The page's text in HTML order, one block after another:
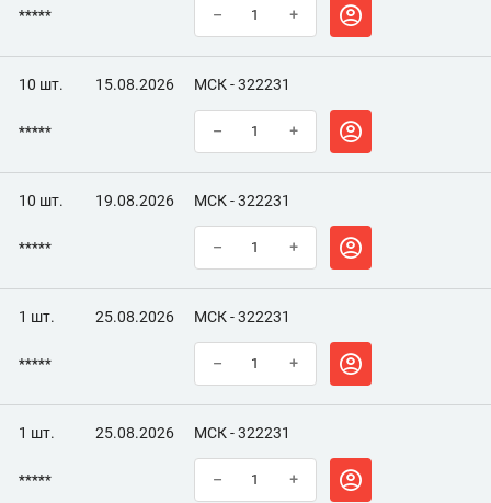
***** – +
10 шт. 15.08.2026 МСК - 322231
***** – +
10 шт. 19.08.2026 МСК - 322231
***** – +
1 шт. 25.08.2026 МСК - 322231
***** – +
1 шт. 25.08.2026 МСК - 322231
***** – +